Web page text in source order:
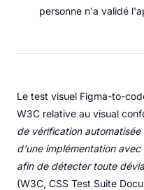
personne n'a validé
Le test visuel Figma-to-
W3C relative au visual
de vérification
d'une implémentation
afin de détecter toute
(W3C, CSS Test Suite